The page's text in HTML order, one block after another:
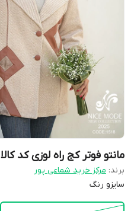
مانتو فوتر کج راه لوزی کد کالا ۷۸۹۵
برند: مرکز خرید شماعی پور
سایزو رنگ